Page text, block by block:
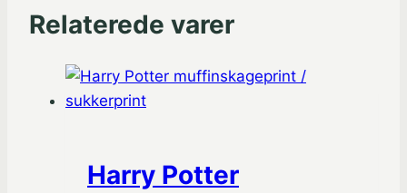
Relaterede varer
Harry Potter